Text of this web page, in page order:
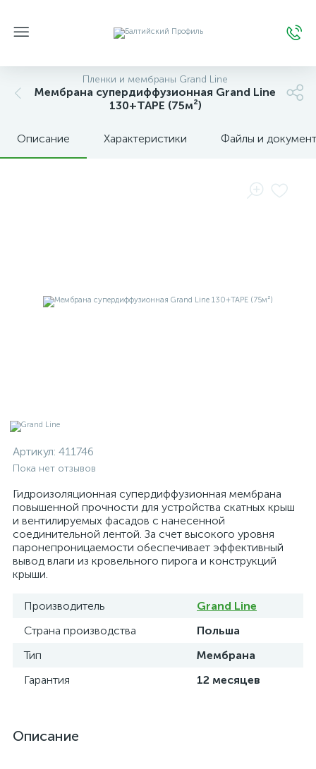
Пленки и мембраны Grand Line
Мембрана супердиффузионная Grand Line
130+TAPE (75м²)
Описание Характеристики Файлы и
Артикул: 411746
Пока нет отзывов
Гидроизоляционная супердиффузионная мембрана
повышенной прочности для устройства скатных крыш
и вентилируемых фасадов с нанесенной
соединительной лентой. За счет высокого уровня
паронепроницаемости обеспечивает эффективный
вывод влаги из кровельного пирога и конструкций
крыши.
Производитель
Grand Line
Страна производства
Польша
Тип
Мембрана
Гарантия
12 месяцев
Описание